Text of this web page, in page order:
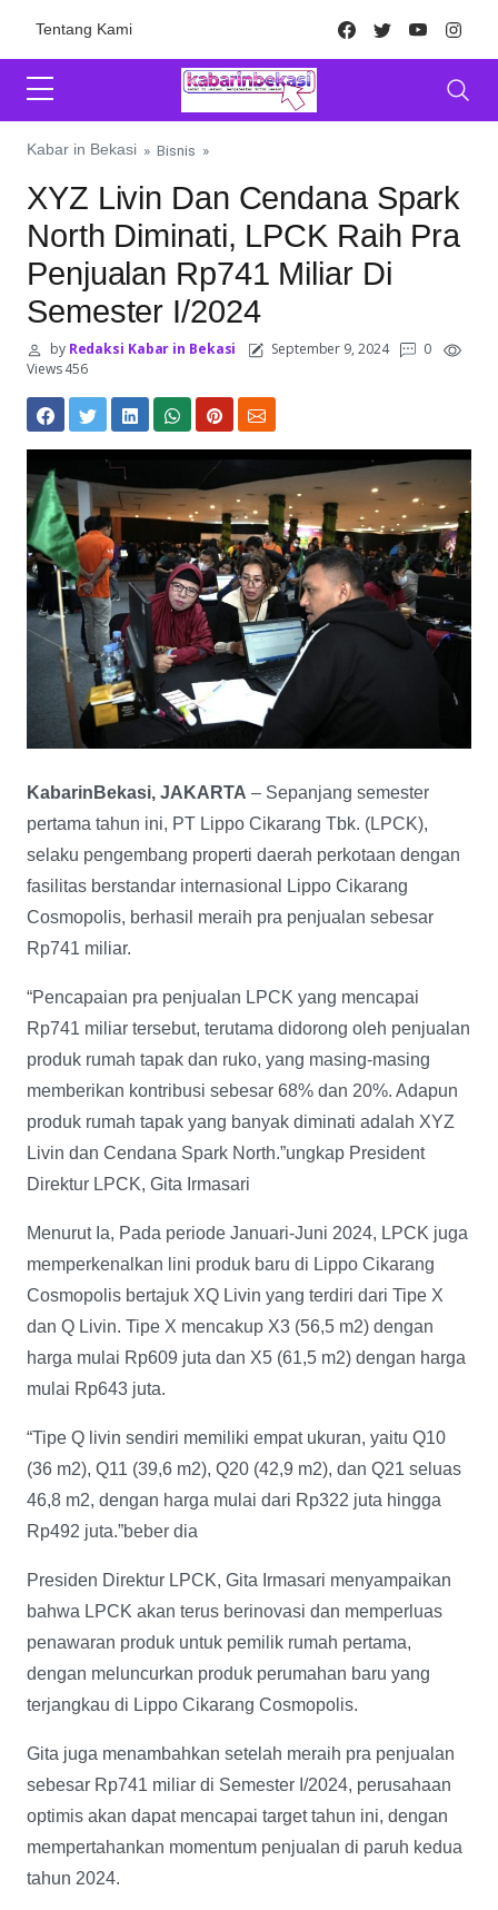
Tentang Kami Facebook
TwitterYoutube
Kabar in Bekasi » Bisnis »
XYZ Livin Dan Cendana Spark
North Diminati, LPCK Raih Pra
Penjualan Rp741 Miliar Di
Semester I/2024
byRedaksi Kabar in Bekasi September 9, 2024
0
Views 456
KabarinBekasi, JAKARTA – Sepanjang semester
pertama tahun ini, PT Lippo Cikarang Tbk. (LPCK),
selaku pengembang properti daerah perkotaan dengan
fasilitas berstandar internasional Lippo Cikarang
Cosmopolis, berhasil meraih pra penjualan sebesar
Rp741 miliar.
“Pencapaian pra penjualan LPCK yang mencapai
Rp741 miliar tersebut, terutama didorong oleh penjualan
produk rumah tapak dan ruko, yang masing-masing
memberikan kontribusi sebesar 68% dan 20%. Adapun
produk rumah tapak yang banyak diminati adalah XYZ
Livin dan Cendana Spark North.”ungkap President
Direktur LPCK, Gita Irmasari
Menurut Ia, Pada periode Januari-Juni 2024, LPCK juga
memperkenalkan lini produk baru di Lippo Cikarang
Cosmopolis bertajuk XQ Livin yang terdiri dari Tipe X
dan Q Livin. Tipe X mencakup X3 (56,5 m2) dengan
harga mulai Rp609 juta dan X5 (61,5 m2) dengan harga
mulai Rp643 juta.
“Tipe Q livin sendiri memiliki empat ukuran, yaitu Q10
(36 m2), Q11 (39,6 m2), Q20 (42,9 m2), dan Q21 seluas
46,8 m2, dengan harga mulai dari Rp322 juta hingga
Rp492 juta.”beber dia
Presiden Direktur LPCK, Gita Irmasari menyampaikan
bahwa LPCK akan terus berinovasi dan memperluas
penawaran produk untuk pemilik rumah pertama,
dengan meluncurkan produk perumahan baru yang
terjangkau di Lippo Cikarang Cosmopolis.
Gita juga menambahkan setelah meraih pra penjualan
sebesar Rp741 miliar di Semester I/2024, perusahaan
optimis akan dapat mencapai target tahun ini, dengan
mempertahankan momentum penjualan di paruh kedua
tahun 2024.